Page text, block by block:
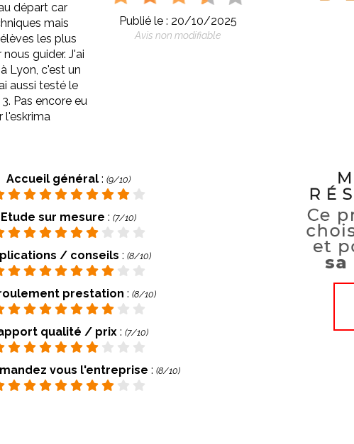
départ car
mais
les plus
guider. J'ai
Lyon, c'est un
aussi testé le
Pas encore eu
l'eskrima
Publié le : 20/10/2025
Avis non modifiable
Accueil général :(9/10)
Etude sur mesure :(7/10)
/ conseils :(8/10)
prestation :(8/10)
qualité / prix: (7/10)
vous l'entreprise : (8/10)